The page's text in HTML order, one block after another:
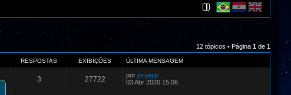
12 tópicos • Página 1 de 1
RESPOSTAS EXIBIÇÕES ÚLTIMA MENSAGEM
3 27722 por jorgepp
03 Abr 2020 15:06